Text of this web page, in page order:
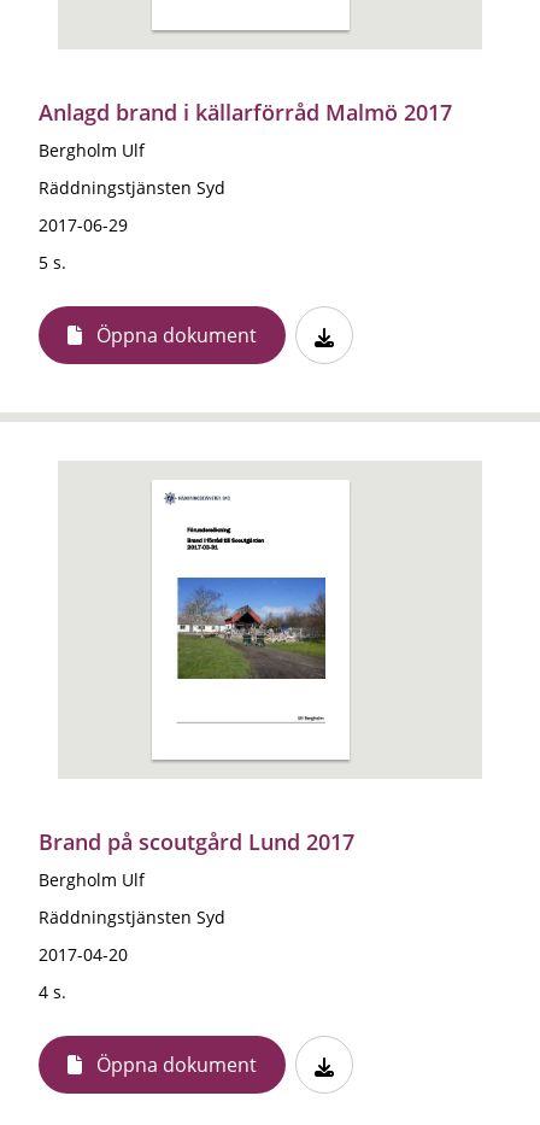
Anlagd brand i källarförråd Malmö 2017
Bergholm Ulf
Räddningstjänsten Syd
2017-06-29
5 s.
Öppna dokument
Brand på scoutgård Lund 2017
Bergholm Ulf
Räddningstjänsten Syd
2017-04-20
4 s.
Öppna dokument